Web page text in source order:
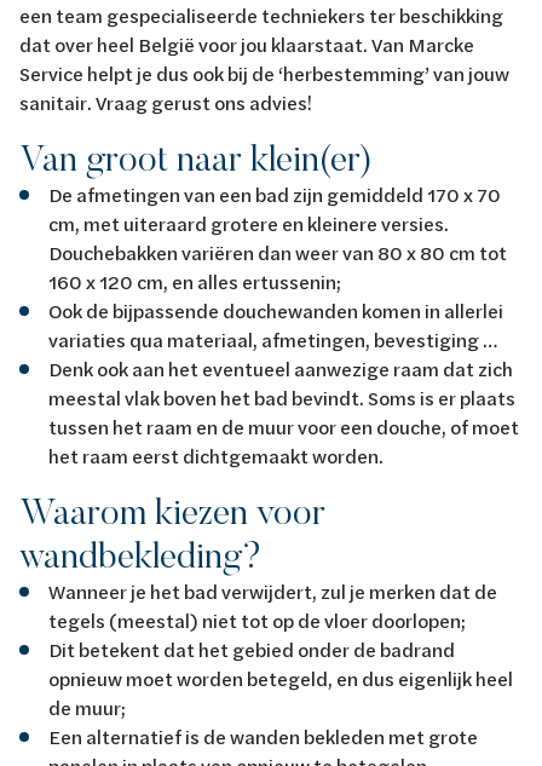
een team gespecialiseerde techniekers ter beschikking
dat over heel België voor jou klaarstaat. Van Marcke
Service helpt je dus ook bij de ‘herbestemming’ van jouw
sanitair. Vraag gerust ons advies!
Van groot naar klein(er)
De afmetingen van een bad zijn gemiddeld 170 x 70
cm, met uiteraard grotere en kleinere versies.
Douchebakken variëren dan weer van 80 x 80 cm tot
160 x 120 cm, en alles ertussenin;
Ook de bijpassende douchewanden komen in allerlei
variaties qua materiaal, afmetingen, bevestiging …
Denk ook aan het eventueel aanwezige raam dat zich
meestal vlak boven het bad bevindt. Soms is er plaats
tussen het raam en de muur voor een douche, of moet
het raam eerst dichtgemaakt worden.
Waarom kiezen voor
wandbekleding?
Wanneer je het bad verwijdert, zul je merken dat de
tegels (meestal) niet tot op de vloer doorlopen;
Dit betekent dat het gebied onder de badrand
opnieuw moet worden betegeld, en dus eigenlijk heel
de muur;
Een alternatief is de wanden bekleden met grote